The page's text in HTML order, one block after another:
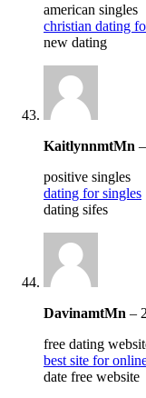
american singles
christian dating
new dating
KaitlynnmtMn –
positive singles
dating for singles
dating sifes
DavinamtMn –
free dating
best site for
date free website